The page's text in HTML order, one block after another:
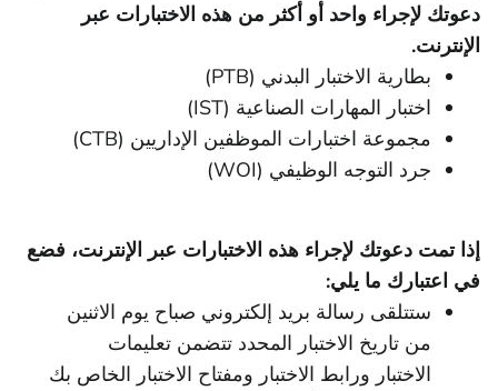
دعوتك لإجراء واحد أو أكثر من هذه الاختبارات عبر
الإنترنت.
بطارية الاختبار البدني (PTB)
اختبار المهارات الصناعية (IST)
مجموعة اختبارات الموظفين الإداريين (CTB)
جرد التوجه الوظيفي (WOI)
إذا تمت دعوتك لإجراء هذه الاختبارات عبر الإنترنت، فضع
في اعتبارك ما يلي:
ستتلقى رسالة بريد إلكتروني صباح يوم الاثنين
من تاريخ الاختبار المحدد تتضمن تعليمات
الاختبار ورابط الاختبار ومفتاح الاختبار الخاص بك